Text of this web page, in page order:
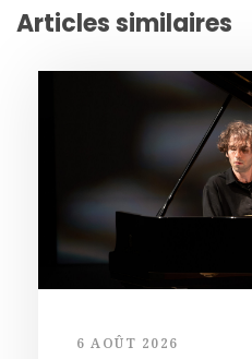
Articles similaires
6 AOÛT 2026